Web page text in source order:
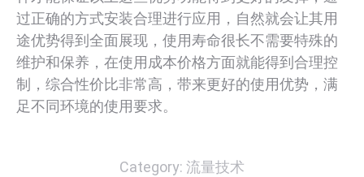
过正确的方式安装合理进行应用，自然就会让其用
途优势得到全面展现，使用寿命很长不需要特殊的
维护和保养，在使用成本价格方面就能得到合理控
制，综合性价比非常高，带来更好的使用优势，满
足不同环境的使用要求。
Category: 流量技术